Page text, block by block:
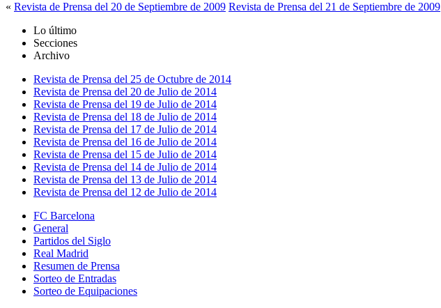
« Revista de Prensa del 20 de Septiembre de 2009 Revista de Prensa del 21 de Septiembre de 2009
Lo último
Secciones
Archivo
Revista de Prensa del 25 de Octubre de 2014
Revista de Prensa del 20 de Julio de 2014
Revista de Prensa del 19 de Julio de 2014
Revista de Prensa del 18 de Julio de 2014
Revista de Prensa del 17 de Julio de 2014
Revista de Prensa del 16 de Julio de 2014
Revista de Prensa del 15 de Julio de 2014
Revista de Prensa del 14 de Julio de 2014
Revista de Prensa del 13 de Julio de 2014
Revista de Prensa del 12 de Julio de 2014
FC Barcelona
General
Partidos del Siglo
Real Madrid
Resumen de Prensa
Sorteo de Entradas
Sorteo de Equipaciones